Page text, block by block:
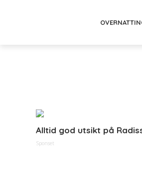
Alltid god utsikt på
Sponset